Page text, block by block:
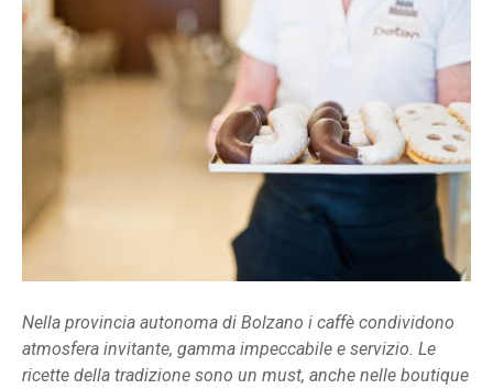
Nella provincia autonoma di Bolzano i caffè condividono
atmosfera invitante, gamma impeccabile e servizio. Le
ricette della tradizione sono un must, anche nelle boutique